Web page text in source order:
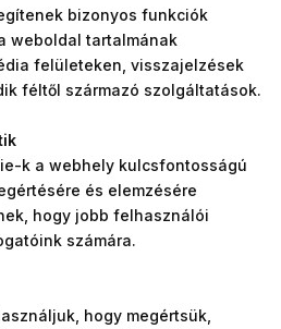
bizonyos funkciók
weboldal tartalmának
felületeken, visszajelzések
féltől származó szolgáltatások.
k a webhely kulcsfontosságú
és elemzésére
hogy jobb felhasználói
számára.
hogy megértsük,